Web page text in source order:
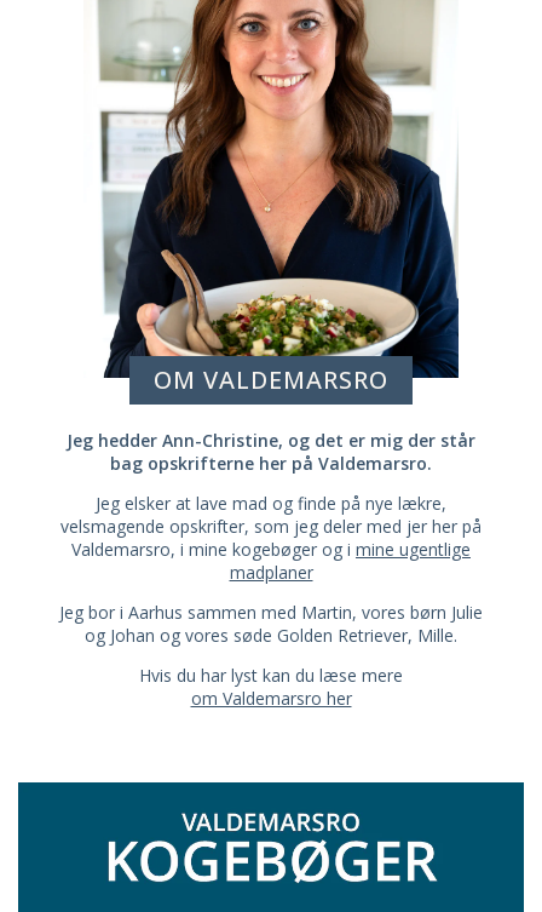
OM VALDEMARSRO
Jeg hedder Ann-Christine, og det er mig der står
bag opskrifterne her på Valdemarsro.
Jeg elsker at lave mad og finde på nye lækre,
velsmagende opskrifter, som jeg deler med jer her på
Valdemarsro, i mine kogebøger og i mine ugentlige
madplaner
Jeg bor i Aarhus sammen med Martin, vores børn Julie
og Johan og vores søde Golden Retriever, Mille.
Hvis du har lyst kan du læse mere
om Valdemarsro her